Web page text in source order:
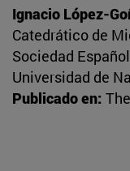
Ignacio López-
Catedrático de
Sociedad
Universidad de
Publicado en: